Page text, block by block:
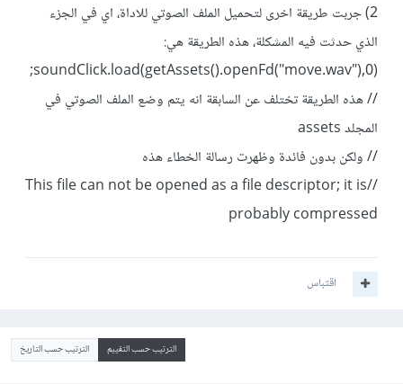
2) جربت طريقة اخرى لتحميل الملف الصوتي للاداة، اي في الجزء
الذي حدثت فيه المشكلة، هذه الطريقة هي:
soundClick.load(getAssets().openFd("move.wav"),0);
// هذه الطريقة تختلف عن السابقة انه يتم وضع الملف الصوتي في
المجلد assets
// ولكن بدون فائدة وظهرت رسالة الخطاء هذه
//This file can not be opened as a file descriptor; it is
probably compressed
اقتباس
الترتيب حسب التقييم الترتيب حسب التاريخ